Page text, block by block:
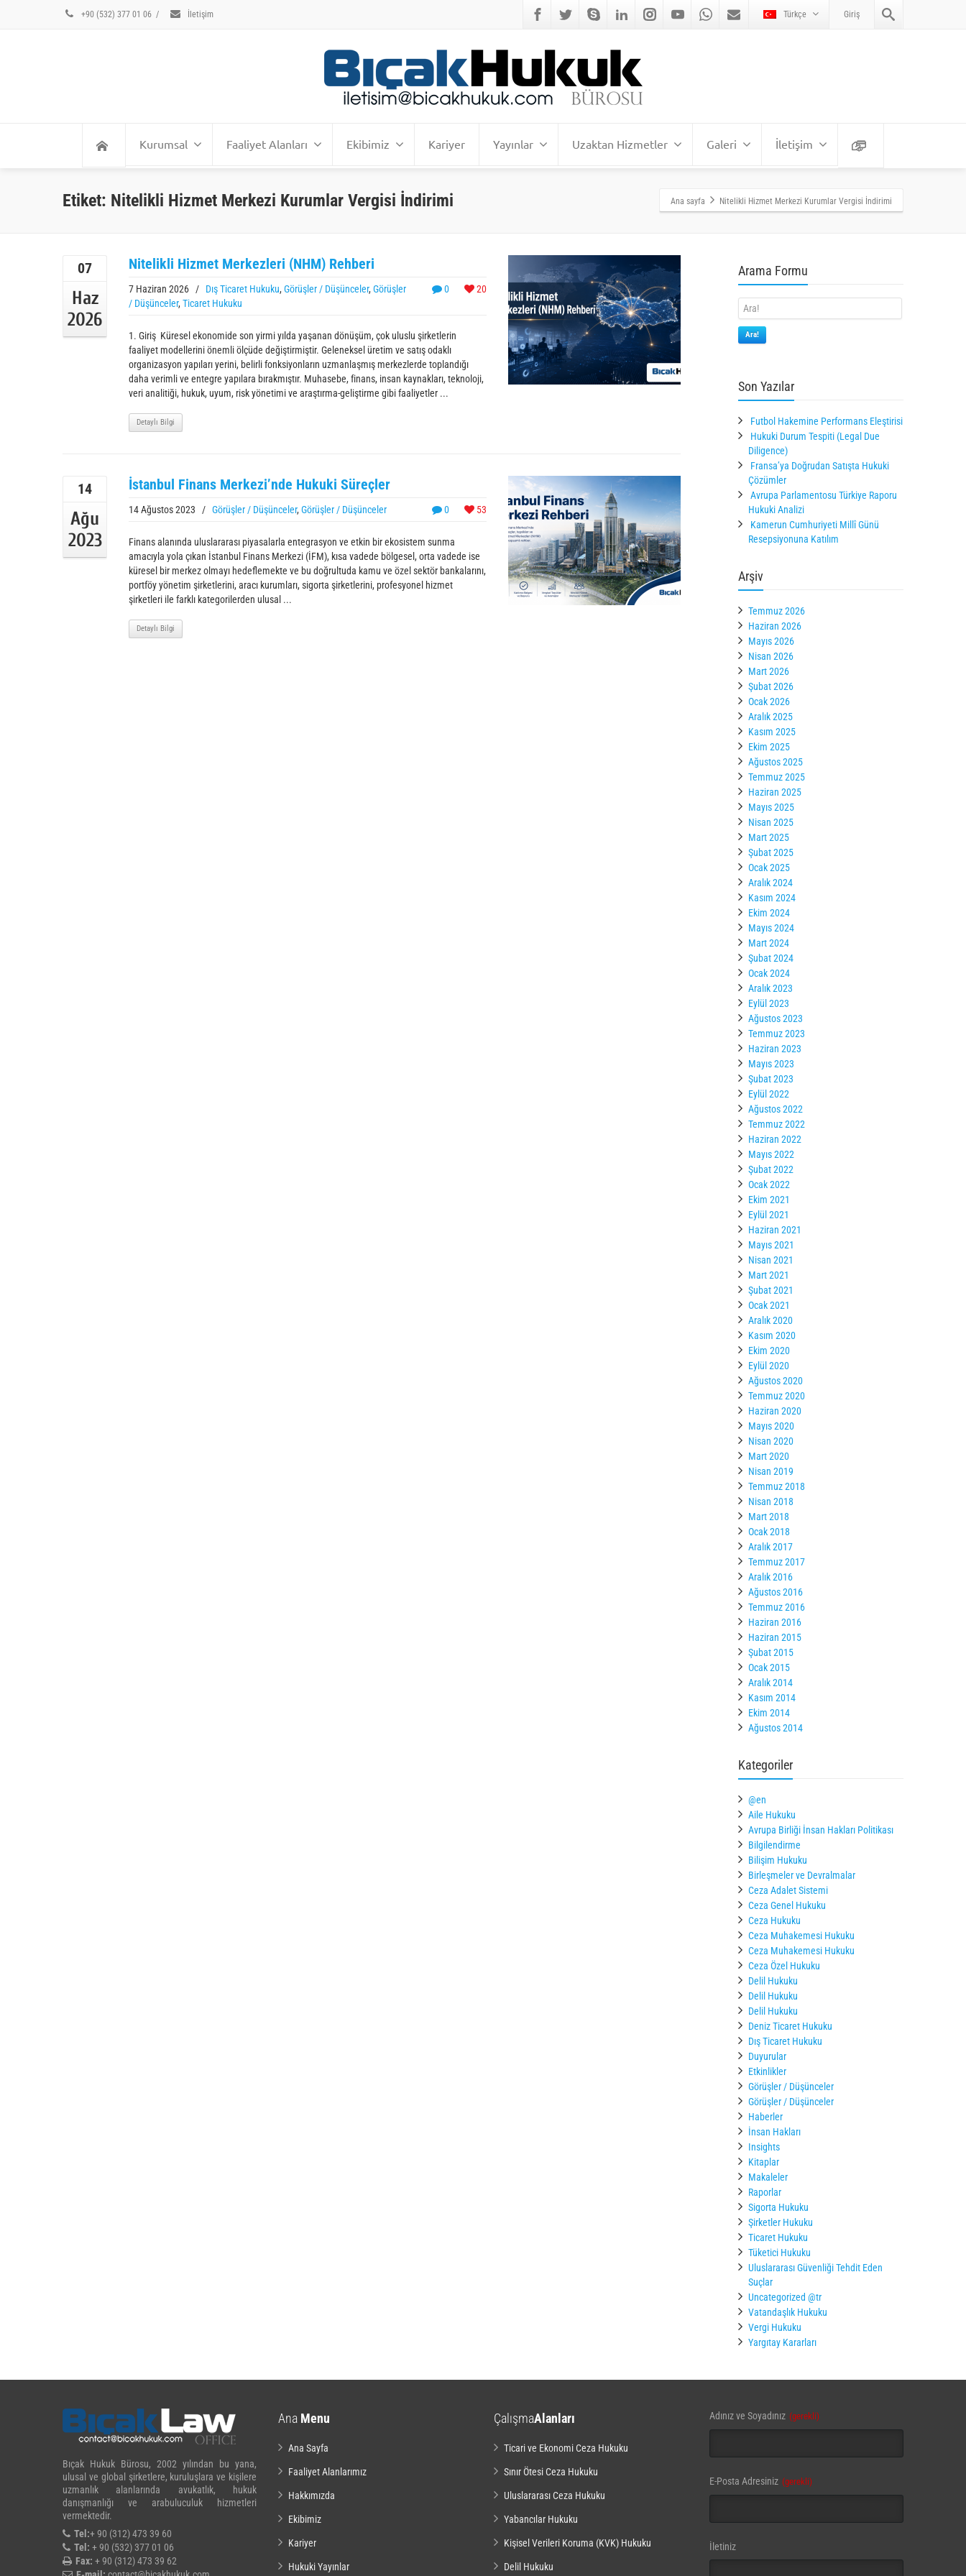
+90 (532) 377 01 06 / İletişim Türkçe Giriş
Kurumsal Faaliyet Alanları Ekibimiz Kariyer Yayınlar Uzaktan Hizmetler Galeri İletişim
Etiket: Nitelikli Hizmet Merkezi Kurumlar Vergisi İndirimi Ana sayfa Nitelikli Hizmet Merkezi Kurumlar Vergisi İndirimi
07
Haz
2026
Nitelikli Hizmet Merkezleri (NHM) Rehberi
0 20
7 Haziran 2026 / Dış Ticaret Hukuku, Görüşler / Düşünceler, Görüşler
/ Düşünceler, Ticaret Hukuku
1. Giriş Küresel ekonomide son yirmi yılda yaşanan dönüşüm, çok uluslu şirketlerin
faaliyet modellerini önemli ölçüde değiştirmiştir. Geleneksel üretim ve satış odaklı
organizasyon yapıları yerini, belirli fonksiyonların uzmanlaşmış merkezlerde toplandığı
daha verimli ve entegre yapılara bırakmıştır. Muhasebe, finans, insan kaynakları, teknoloji,
veri analitiği, hukuk, uyum, risk yönetimi ve araştırma-geliştirme gibi faaliyetler ...
Detaylı Bilgi
14
Ağu
2023
İstanbul Finans Merkezi’nde Hukuki Süreçler
0 53
14 Ağustos 2023 / Görüşler / Düşünceler, Görüşler / Düşünceler
Finans alanında uluslararası piyasalarla entegrasyon ve etkin bir ekosistem sunma
amacıyla yola çıkan İstanbul Finans Merkezi (İFM), kısa vadede bölgesel, orta vadede ise
küresel bir merkez olmayı hedeflemekte ve bu doğrultuda kamu ve özel sektör bankalarını,
portföy yönetim şirketlerini, aracı kurumları, sigorta şirketlerini, profesyonel hizmet
şirketleri ile farklı kategorilerden ulusal ...
Detaylı Bilgi
Arama Formu
Ara!
Son Yazılar
Futbol Hakemine Performans Eleştirisi
Hukuki Durum Tespiti (Legal Due
Diligence)
Fransa’ya Doğrudan Satışta Hukuki
Çözümler
Avrupa Parlamentosu Türkiye Raporu
Hukuki Analizi
Kamerun Cumhuriyeti Millî Günü
Resepsiyonuna Katılım
Arşiv
Temmuz 2026
Haziran 2026
Mayıs 2026
Nisan 2026
Mart 2026
Şubat 2026
Ocak 2026
Aralık 2025
Kasım 2025
Ekim 2025
Ağustos 2025
Temmuz 2025
Haziran 2025
Mayıs 2025
Nisan 2025
Mart 2025
Şubat 2025
Ocak 2025
Aralık 2024
Kasım 2024
Ekim 2024
Mayıs 2024
Mart 2024
Şubat 2024
Ocak 2024
Aralık 2023
Eylül 2023
Ağustos 2023
Temmuz 2023
Haziran 2023
Mayıs 2023
Şubat 2023
Eylül 2022
Ağustos 2022
Temmuz 2022
Haziran 2022
Mayıs 2022
Şubat 2022
Ocak 2022
Ekim 2021
Eylül 2021
Haziran 2021
Mayıs 2021
Nisan 2021
Mart 2021
Şubat 2021
Ocak 2021
Aralık 2020
Kasım 2020
Ekim 2020
Eylül 2020
Ağustos 2020
Temmuz 2020
Haziran 2020
Mayıs 2020
Nisan 2020
Mart 2020
Nisan 2019
Temmuz 2018
Nisan 2018
Mart 2018
Ocak 2018
Aralık 2017
Temmuz 2017
Aralık 2016
Ağustos 2016
Temmuz 2016
Haziran 2016
Haziran 2015
Şubat 2015
Ocak 2015
Aralık 2014
Kasım 2014
Ekim 2014
Ağustos 2014
Kategoriler
@en
Aile Hukuku
Avrupa Birliği İnsan Hakları Politikası
Bilgilendirme
Bilişim Hukuku
Birleşmeler ve Devralmalar
Ceza Adalet Sistemi
Ceza Genel Hukuku
Ceza Hukuku
Ceza Muhakemesi Hukuku
Ceza Muhakemesi Hukuku
Ceza Özel Hukuku
Delil Hukuku
Delil Hukuku
Delil Hukuku
Deniz Ticaret Hukuku
Dış Ticaret Hukuku
Duyurular
Etkinlikler
Görüşler / Düşünceler
Görüşler / Düşünceler
Haberler
İnsan Hakları
Insights
Kitaplar
Makaleler
Raporlar
Sigorta Hukuku
Şirketler Hukuku
Ticaret Hukuku
Tüketici Hukuku
Uluslararası Güvenliği Tehdit Eden
Suçlar
Uncategorized @tr
Vatandaşlık Hukuku
Vergi Hukuku
Yargıtay Kararları
Bıçak Hukuk Bürosu, 2002 yılından bu yana,
ulusal ve global şirketlere, kuruluşlara ve kişilere
uzmanlık alanlarında avukatlık, hukuk
danışmanlığı ve arabuluculuk hizmetleri
vermektedir.
Tel:+ 90 (312) 473 39 60
Tel: + 90 (532) 377 01 06
Fax: + 90 (312) 473 39 62
Ana Menu
Ana Sayfa
Faaliyet Alanlarımız
Hakkımızda
Ekibimiz
Kariyer
Hukuki Yayınlar
ÇalışmaAlanları
Ticari ve Ekonomi Ceza Hukuku
Sınır Ötesi Ceza Hukuku
Uluslararası Ceza Hukuku
Yabancılar Hukuku
Kişisel Verileri Koruma (KVK) Hukuku
Delil Hukuku
Adınız ve Soyadınız (gerekli)
E-Posta Adresiniz (gerekli)
İletiniz